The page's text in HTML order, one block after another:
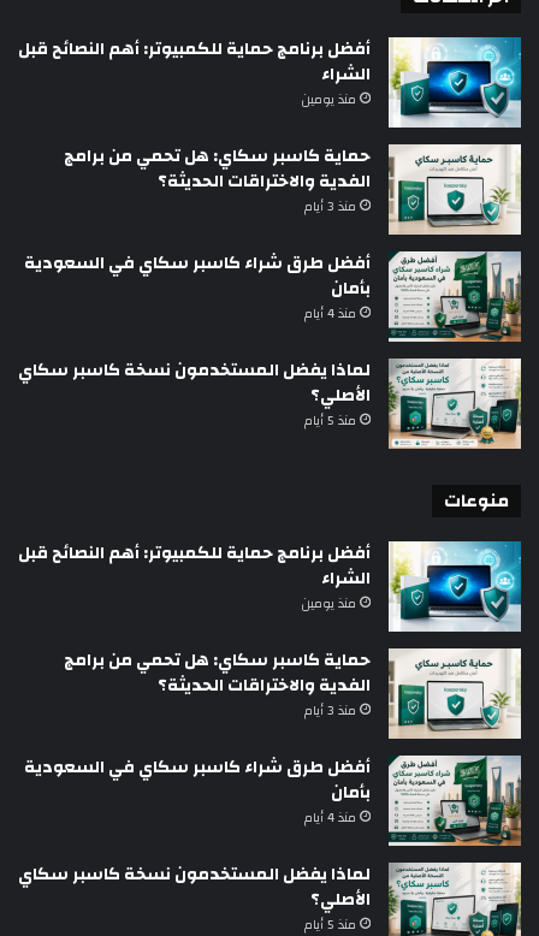
أفضل برنامج حماية للكمبيوتر: أهم النصائح قبل
الشراء
منذ يومين
حماية كاسبر سكاي: هل تحمي من برامج
الفدية والاختراقات الحديثة؟
منذ 3 أيام
أفضل طرق شراء كاسبر سكاي في السعودية
بأمان
منذ 4 أيام
لماذا يفضل المستخدمون نسخة كاسبر سكاي
الأصلي؟
منذ 5 أيام
منوعات
أفضل برنامج حماية للكمبيوتر: أهم النصائح قبل
الشراء
منذ يومين
حماية كاسبر سكاي: هل تحمي من برامج
الفدية والاختراقات الحديثة؟
منذ 3 أيام
أفضل طرق شراء كاسبر سكاي في السعودية
بأمان
منذ 4 أيام
لماذا يفضل المستخدمون نسخة كاسبر سكاي
الأصلي؟
منذ 5 أيام